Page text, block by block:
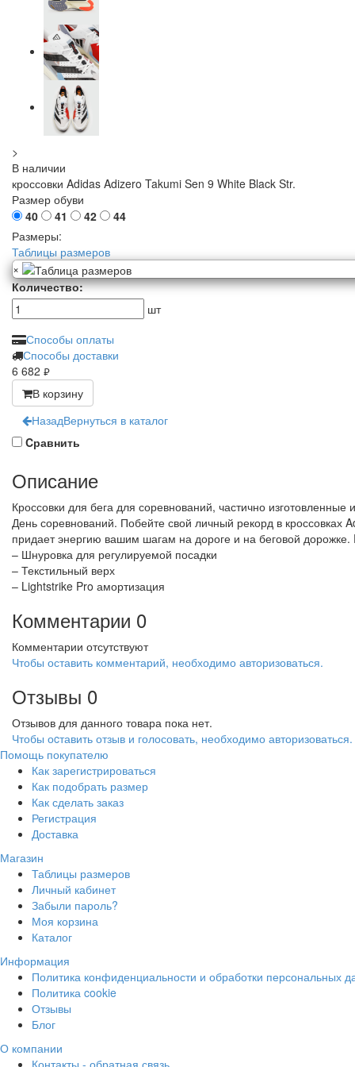
>
В наличии
кроссовки Adidas Adizero Takumi Sen 9 White Black Str.
Размер обуви
40
41 42
44
Размеры:
Таблицы размеров
×
Количество:
шт
Способы оплаты
Способы доставки
6 682 руб.
В корзину
НазадВернуться в каталог
Cравнить
Описание
Кроссовки для бега для соревнований, частично
День соревнований. Побейте свой личный рекорд в кроссовках
придает энергию вашим шагам на дороге и на беговой
– Шнуровка для регулируемой посадки
– Текстильный верх
– Lightstrike Pro амортизация
Комментарии 0
Комментарии отсутствуют
Чтобы оставить комментарий, необходимо авторизоваться.
Отзывы 0
Отзывов для данного товара пока нет.
Чтобы оcтавить отзыв и голосовать, необходимо авторизоваться.
Помощь покупателю
Как зарегистрироваться
Как подобрать размер
Как сделать заказ
Регистрация
Доставка
Магазин
Таблицы размеров
Личный кабинет
Забыли пароль?
Моя корзина
Каталог
Информация
Политика конфиденциальности и обработки персональных
Политика cookie
Отзывы
Блог
О компании